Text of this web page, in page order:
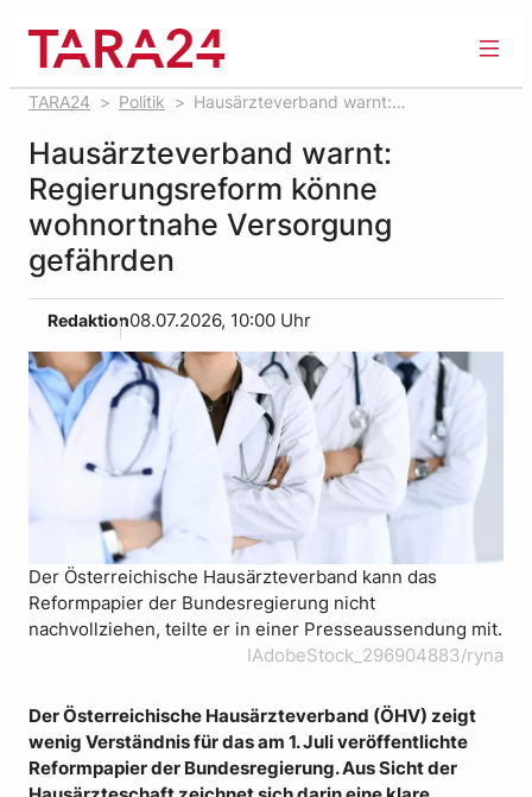
springen
TARA24 Politik
Hausärzteverband warnt:
gefährden
Hausärzteverband warnt:
Regierungsreform könne
wohnortnahe Versorgung
gefährden
Redaktion08.07.2026, 10:00 Uhr
Der Österreichische Hausärzteverband kann das
Reformpapier der Bundesregierung nicht
nachvollziehen, teilte er in einer Presseaussendung mit.
IAdobeStock_296904883/ryna
Der Österreichische Hausärzteverband (ÖHV) zeigt
wenig Verständnis für das am 1. Juli veröffentlichte
Reformpapier der Bundesregierung. Aus Sicht der